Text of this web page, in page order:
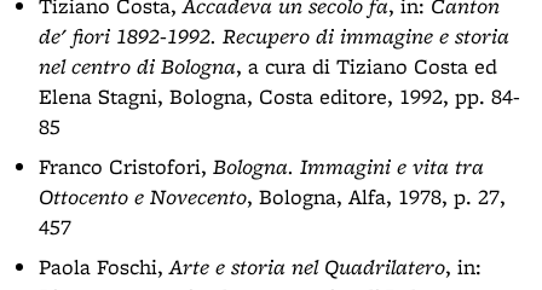
de' fiori 1892-1992. Recupero di immagine e storia
nel centro di Bologna, a cura di Tiziano Costa ed
Elena Stagni, Bologna, Costa editore, 1992, pp. 84-
85
Franco Cristofori, Bologna. Immagini e vita tra
Ottocento e Novecento, Bologna, Alfa, 1978, p. 27,
457
Paola Foschi,Arte e storia nel Quadrilatero, in: